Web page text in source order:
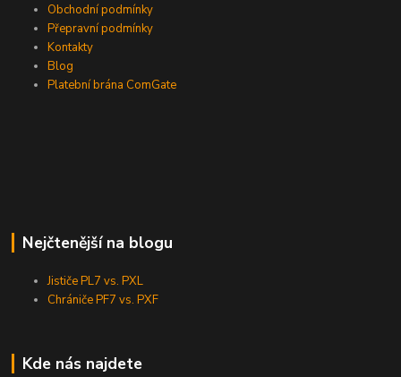
Obchodní podmínky
Přepravní podmínky
Kontakty
Blog
Platební brána ComGate
Nejčtenější na blogu
Jističe PL7 vs. PXL
Chrániče PF7 vs. PXF
Kde nás najdete